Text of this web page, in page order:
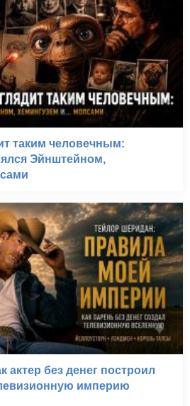
таким человечным:
Эйнштейном,
актер без денег построил
империю